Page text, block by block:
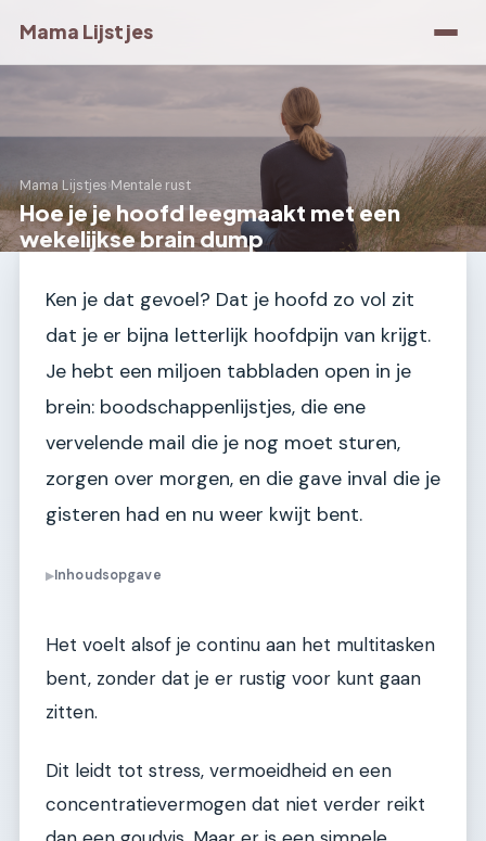
Mama Lijstjes
Mama Lijstjes›Mentale rust
Hoe je je hoofd leegmaakt met een
wekelijkse brain dump
Ken je dat gevoel? Dat je hoofd zo vol zit
dat je er bijna letterlijk hoofdpijn van krijgt.
Je hebt een miljoen tabbladen open in je
brein: boodschappenlijstjes, die ene
vervelende mail die je nog moet sturen,
zorgen over morgen, en die gave inval die je
gisteren had en nu weer kwijt bent.
▶Inhoudsopgave
Het voelt alsof je continu aan het multitasken
bent, zonder dat je er rustig voor kunt gaan
zitten.
Dit leidt tot stress, vermoeidheid en een
concentratievermogen dat niet verder reikt